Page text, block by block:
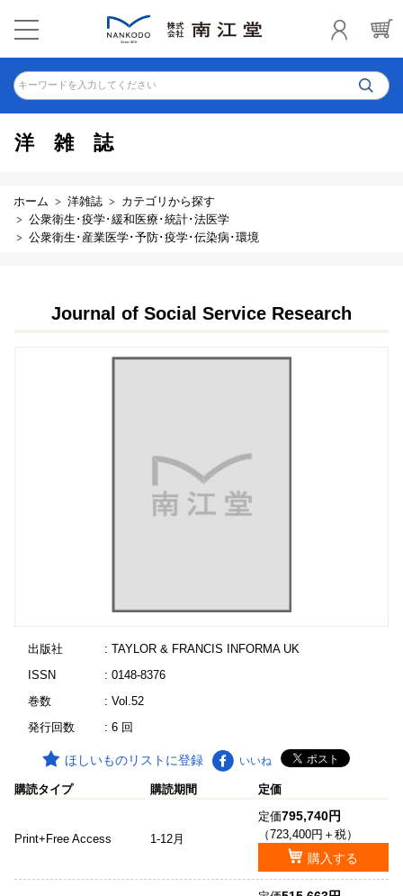
キーワードを入力してください
洋雑誌
ホーム 洋雑誌
カテゴリから探す
公衆衛生･疫学･緩和医療･統計･法医学
公衆衛生･産業医学･予防･疫学･伝染病･環境
Journal of Social Service Research
出版社
: TAYLOR & FRANCIS INFORMA UK
ISSN
: 0148-8376
巻数
: Vol.52
発行回数
: 6 回
ほしいものリストに登録 いいね
購読タイプ 購読期間 定価
Print+Free Access 1-12月
定価795,740円
（723,400円＋税）
購入する